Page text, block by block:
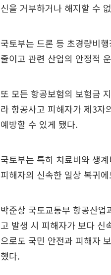
신을 거부하거나 해지할 수
국토부는 드론 등 초경량비
줄이고 관련 산업의 안정적
또 모든 항공보험의 보험금
라 항공사고 피해자가 제3자
예방할 수 있게 됐다.
국토부는 특히 치료비와 생
피해자의 신속한 일상 복귀
박준상 국토교통부 항공산
고 발생 시 피해자가 보다 신
으로도 국민 안전과 피해자
했다.